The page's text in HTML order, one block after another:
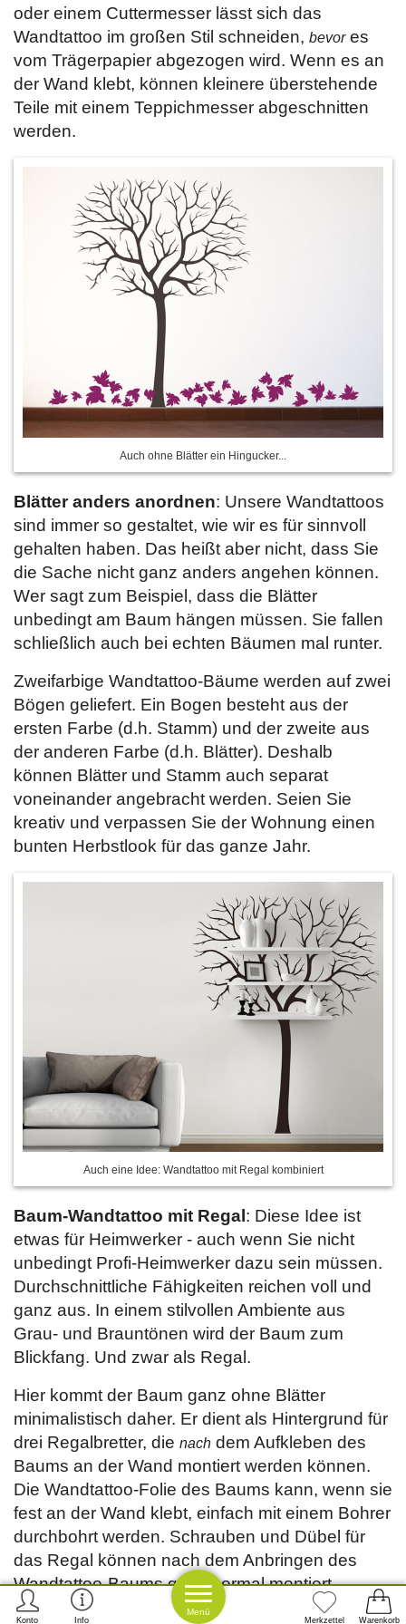
oder einem Cuttermesser lässt sich das
Wandtattoo im großen Stil schneiden, bevores
vom Trägerpapier abgezogen wird. Wenn es an
der Wand klebt, können kleinere überstehende
Teile mit einem Teppichmesser abgeschnitten
werden.
Auch ohne Blätter ein Hingucker...
Blätter anders anordnen: Unsere Wandtattoos
sind immer so gestaltet, wie wir es für sinnvoll
gehalten haben. Das heißt aber nicht, dass Sie
die Sache nicht ganz anders angehen können.
Wer sagt zum Beispiel, dass die Blätter
unbedingt am Baum hängen müssen. Sie fallen
schließlich auch bei echten Bäumen mal runter.
Zweifarbige Wandtattoo-Bäume werden auf zwei
Bögen geliefert. Ein Bogen besteht aus der
ersten Farbe (d.h. Stamm) und der zweite aus
der anderen Farbe (d.h. Blätter). Deshalb
können Blätter und Stamm auch separat
voneinander angebracht werden. Seien Sie
kreativ und verpassen Sie der Wohnung einen
bunten Herbstlook für das ganze Jahr.
Auch eine Idee: Wandtattoo mit Regal kombiniert
Baum-Wandtattoo mit Regal : Diese Idee ist
etwas für Heimwerker - auch wenn Sie nicht
unbedingt Profi-Heimwerker dazu sein müssen.
Durchschnittliche Fähigkeiten reichen voll und
ganz aus. In einem stilvollen Ambiente aus
Grau- und Brauntönen wird der Baum zum
Blickfang. Und zwar als Regal.
Hier kommt der Baum ganz ohne Blätter
minimalistisch daher. Er dient als Hintergrund für
drei Regalbretter, die nach dem Aufkleben des
Baums an der Wand montiert werden können.
Die Wandtattoo-Folie des Baums kann, wenn sie
fest an der Wand klebt, einfach mit einem Bohrer
durchbohrt werden. Schrauben und Dübel für
das Regal können nach dem Anbringen des
Wandtattoo-Baums ganz normal montiert
werden.
Warenkorb
Merkzettel
Menü
Konto Info